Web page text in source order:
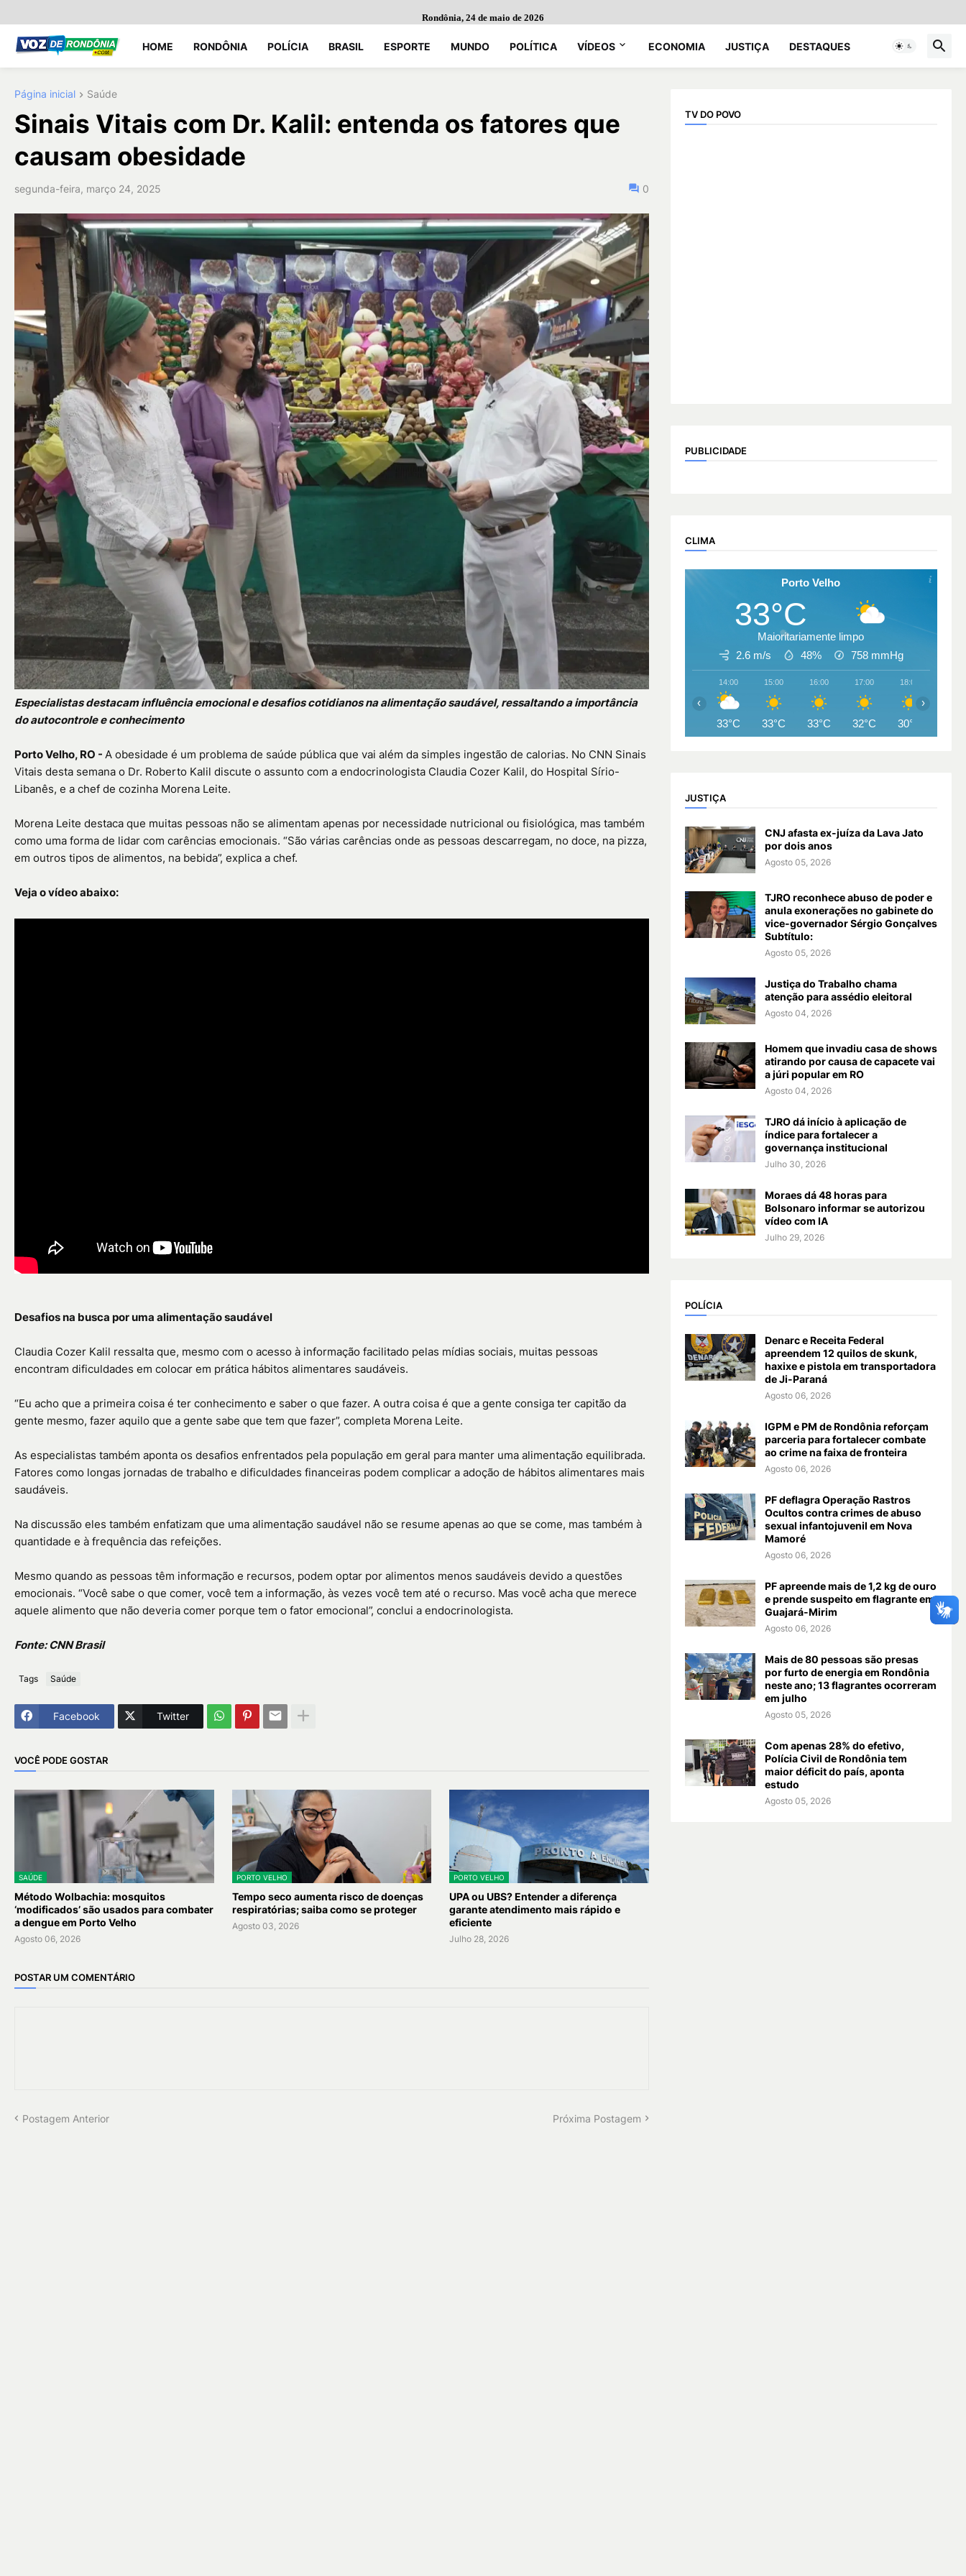
Rondônia, 24 de maio de 2026
HOME RONDÔNIA POLÍCIA BRASIL ESPORTE MUNDO POLÍTICA VÍDEOS ECONOMIA JUSTIÇA DESTAQUES
Página inicial Saúde
Sinais Vitais com Dr. Kalil: entenda os fatores que
causam obesidade
segunda-feira, março 24, 2025 0
Especialistas destacam influência emocional e desafios cotidianos na alimentação saudável, ressaltando a importância
do autocontrole e conhecimento
Porto Velho, RO - A obesidade é um problema de saúde pública que vai além da simples ingestão de calorias. No CNN Sinais
Vitais desta semana o Dr. Roberto Kalil discute o assunto com a endocrinologista Claudia Cozer Kalil, do Hospital Sírio-
Libanês, e a chef de cozinha Morena Leite.
Morena Leite destaca que muitas pessoas não se alimentam apenas por necessidade nutricional ou fisiológica, mas também
como uma forma de lidar com carências emocionais. “São várias carências onde as pessoas descarregam, no doce, na pizza,
em outros tipos de alimentos, na bebida”, explica a chef.
Veja o vídeo abaixo:
Desafios na busca por uma alimentação saudável
Claudia Cozer Kalil ressalta que, mesmo com o acesso à informação facilitado pelas mídias sociais, muitas pessoas
encontram dificuldades em colocar em prática hábitos alimentares saudáveis.
“Eu acho que a primeira coisa é ter conhecimento e saber o que fazer. A outra coisa é que a gente consiga ter capitão da
gente mesmo, fazer aquilo que a gente sabe que tem que fazer”, completa Morena Leite.
As especialistas também aponta os desafios enfrentados pela população em geral para manter uma alimentação equilibrada.
Fatores como longas jornadas de trabalho e dificuldades financeiras podem complicar a adoção de hábitos alimentares mais
saudáveis.
Na discussão eles também enfatizam que uma alimentação saudável não se resume apenas ao que se come, mas também à
quantidade e à frequência das refeições.
Mesmo quando as pessoas têm informação e recursos, podem optar por alimentos menos saudáveis devido a questões
emocionais. “Você sabe o que comer, você tem a informação, às vezes você tem até o recurso. Mas você acha que merece
aquele alimento que não deveria comer porque tem o fator emocional”, conclui a endocrinologista.
Fonte: CNN Brasil
Tags Saúde
Facebook Twitter
VOCÊ PODE GOSTAR
SAÚDE
Método Wolbachia: mosquitos
‘modificados’ são usados para combater
a dengue em Porto Velho
Agosto 06, 2026
PORTO VELHO
Tempo seco aumenta risco de doenças
respiratórias; saiba como se proteger
Agosto 03, 2026
PORTO VELHO
UPA ou UBS? Entender a diferença
garante atendimento mais rápido e
eficiente
Julho 28, 2026
POSTAR UM COMENTÁRIO
Postagem Anterior Próxima Postagem
TV DO POVO
PUBLICIDADE
CLIMA
Porto Velho
33°C
Maioritariamente limpo
2.6 m/s
48% 758 mmHg
14:00
33°C
15:00
33°C
16:00
33°C
17:00
32°C
18:00
30°C
‹ ›
JUSTIÇA
CNJ afasta ex-juíza da Lava Jato
por dois anos
Agosto 05, 2026
TJRO reconhece abuso de poder e
anula exonerações no gabinete do
vice-governador Sérgio Gonçalves
Subtítulo:
Agosto 05, 2026
Justiça do Trabalho chama
atenção para assédio eleitoral
Agosto 04, 2026
Homem que invadiu casa de shows
atirando por causa de capacete vai
a júri popular em RO
Agosto 04, 2026
TJRO dá início à aplicação de
índice para fortalecer a
governança institucional
Julho 30, 2026
Moraes dá 48 horas para
Bolsonaro informar se autorizou
vídeo com IA
Julho 29, 2026
POLÍCIA
Denarc e Receita Federal
apreendem 12 quilos de skunk,
haxixe e pistola em transportadora
de Ji-Paraná
Agosto 06, 2026
IGPM e PM de Rondônia reforçam
parceria para fortalecer combate
ao crime na faixa de fronteira
Agosto 06, 2026
PF deflagra Operação Rastros
Ocultos contra crimes de abuso
sexual infantojuvenil em Nova
Mamoré
Agosto 06, 2026
PF apreende mais de 1,2 kg de ouro
e prende suspeito em flagrante em
Guajará-Mirim
Agosto 06, 2026
Mais de 80 pessoas são presas
por furto de energia em Rondônia
neste ano; 13 flagrantes ocorreram
em julho
Agosto 05, 2026
Com apenas 28% do efetivo,
Polícia Civil de Rondônia tem
maior déficit do país, aponta
estudo
Agosto 05, 2026